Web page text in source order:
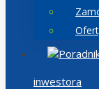
inwestora